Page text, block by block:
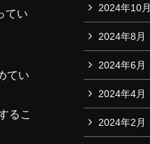
てい
てい
るこ
2024年10月
2024年8月
2024年6月
2024年4月
2024年2月